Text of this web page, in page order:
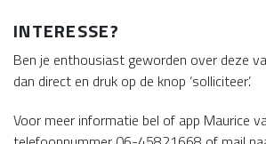
INTERESSE?
Ben je enthousiast geworden over deze
dan direct en druk op de knop ‘solliciteer’.
Voor meer informatie bel of app Maurice